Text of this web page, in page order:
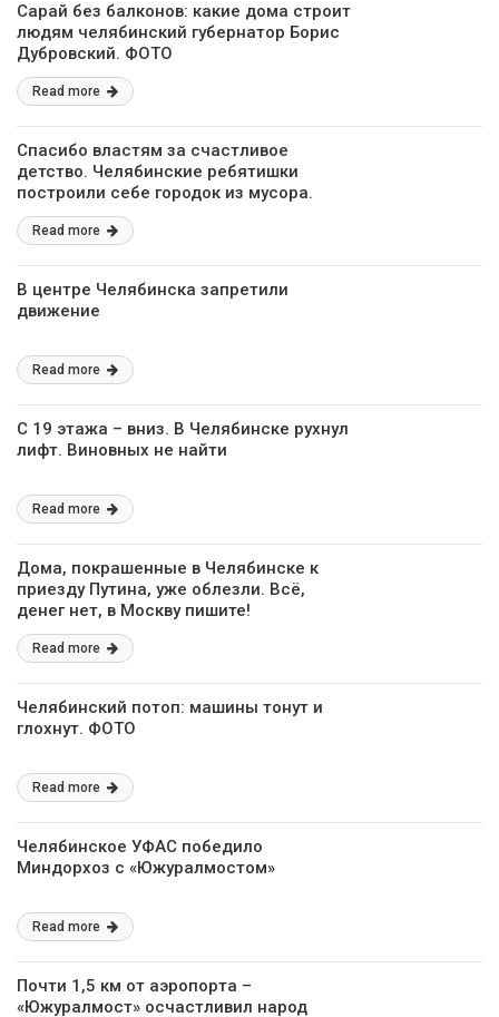
Сарай без балконов: какие дома строит
людям челябинский губернатор Борис
Дубровский. ФОТО
Read more
Спасибо властям за счастливое
детство. Челябинские ребятишки
построили себе городок из мусора.
ВИДЕО
Read more
В центре Челябинска запретили
движение
Read more
С 19 этажа – вниз. В Челябинске рухнул
лифт. Виновных не найти
Read more
Дома, покрашенные в Челябинске к
приезду Путина, уже облезли. Всё,
денег нет, в Москву пишите!
Read more
Челябинский потоп: машины тонут и
глохнут. ФОТО
Read more
Челябинское УФАС победило
Миндорхоз с «Южуралмостом»
Read more
Почти 1,5 км от аэропорта –
«Южуралмост» осчастливил народ